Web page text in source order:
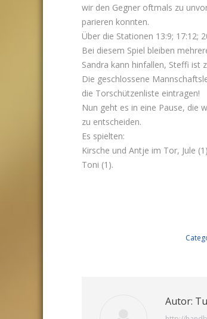
wir den Gegner oftmals zu
parieren konnten.
Über die Stationen 13:9; 17:12;
Bei diesem Spiel bleiben
Sandra kann hinfallen, Steffi ist
Die geschlossene
die Torschützenliste eintragen!
Nun geht es in eine Pause, die
zu entscheiden.
Es spielten:
Kirsche und Antje im Tor, Jule
Toni (1).
Autor: